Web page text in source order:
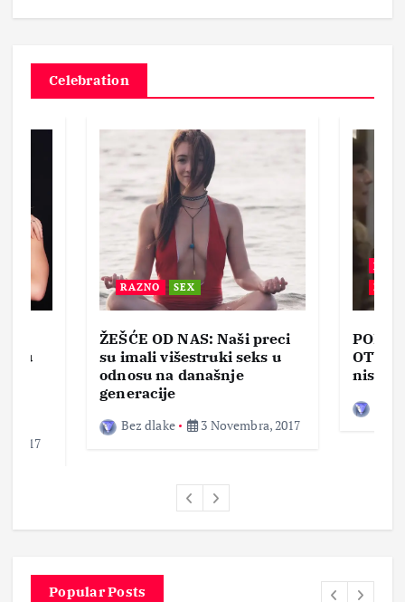
Celebration
u
2017
RAZNO SEX
ŽEŠĆE OD NAS: Naši preci
su imali višestruki seks u
odnosu na današnje
generacije
Bez dlake 3 Novembra, 2017
BEZ
nisam
Popular Posts